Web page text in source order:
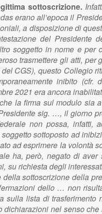
sottoscrizione.
erano all’epoca il
a disposizione di
del Presidente
soggetto in nome e per
trasmettere gli atti, per
CGS), questo Collegio
inibito (cfr.
2021 era ancora
la firma sul modulo sia
sig. …, il giorno
non possa, infatti,
sottoposto ad
ad esprimere la volontà
ha, però, negato di aver
su richiesta degli
sottoscrizione della
dello … non
lista di trasferimento
nel senso